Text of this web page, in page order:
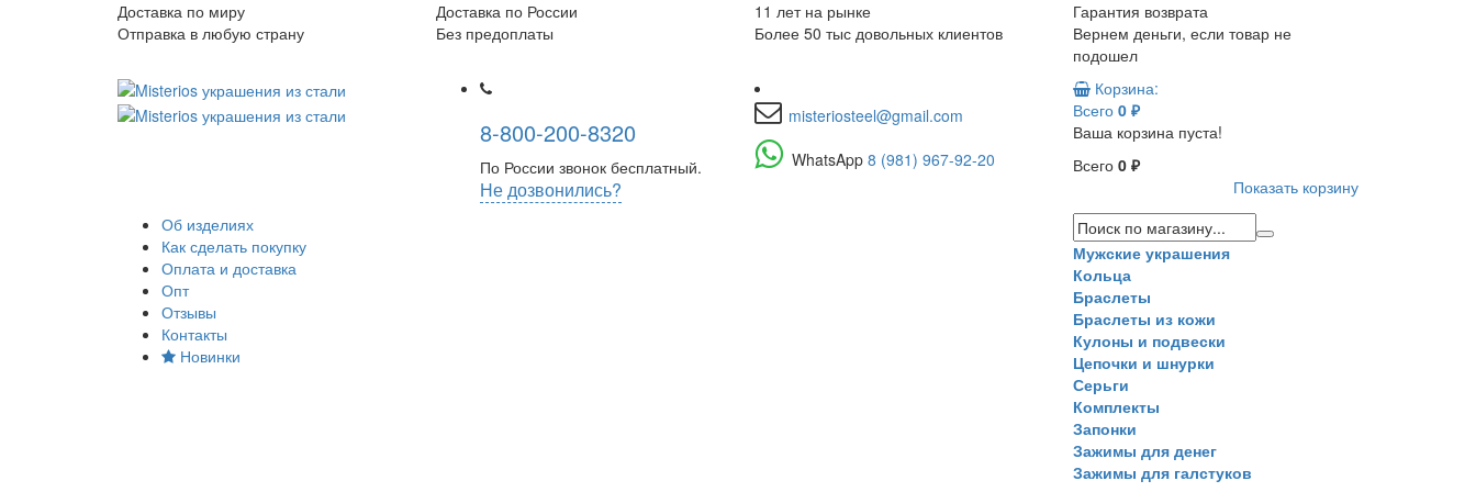
Доставка по миру
Отправка в любую страну
Доставка по России
Без предоплаты
11 лет на рынке
Более 50 тыс довольных клиентов
Гарантия возврата
Вернем деньги, если товар не
подошел
8-800-200-8320
По России звонок бесплатный.
Не дозвонились?
misteriosteel@gmail.com
WhatsApp 8 (981) 967-92-20
Корзина:
Всего 0 ₽
Ваша корзина пуста!
Всего 0 ₽
Показать корзину
Об изделиях
Как сделать покупку
Оплата и доставка
Опт
Отзывы
Контакты
Новинки
Мужские украшения
Кольца
Браслеты
Браслеты из кожи
Кулоны и подвески
Цепочки и шнурки
Серьги
Комплекты
Запонки
Зажимы для денег
Зажимы для галстуков